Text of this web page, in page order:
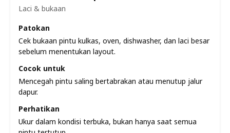
Laci & bukaan
Patokan
Cek bukaan pintu kulkas, oven, dishwasher, dan laci besar
sebelum menentukan layout.
Cocok untuk
Mencegah pintu saling bertabrakan atau menutup jalur
dapur.
Perhatikan
Ukur dalam kondisi terbuka, bukan hanya saat semua